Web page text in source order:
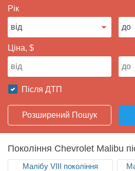
Рік
Ціна, $
Після ДТП
Розширений Пошук
Покоління Chevrolet Malibu
Малібу VIII покоління